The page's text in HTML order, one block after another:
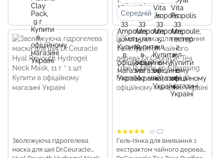
Середній
Зволожуюча гідрогелева
маска для шиї Dr.Ceuracle
10
Гель-пінка для вмивання з
екстрактом чайного дерева